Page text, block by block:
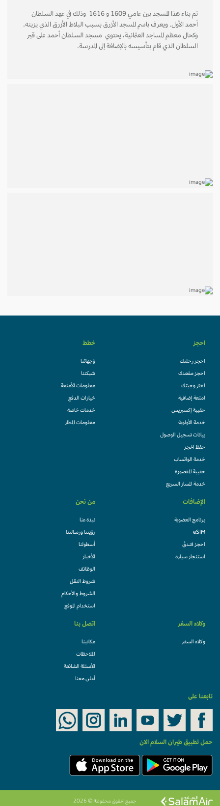
تم بناء هذا المسجد بين عامي 1609 و 1616 وذلك في عهد السلطان
أحمد الأول. ويعرف باسم المسجد الأزرق بسبب البلاط الأزرق الذي يزينه.
وكحال معظم المساجد العثمانية، يحتوي مسجد السلطان أحمد على قبر
السلطان الذي قام بتأسيسه بالإضافة إلى المدرسة.
احجز
احجز رحلتك
احجز مقعدك
اختر وجبتك
امتعة إضافية
حقيبة إكسبريس
خدمة الأولوية
بيانات تسجيل الوصول
حفظ الحجز
خدمة الواتساب
حقيبة المقصورة
خدمة المسار السريع
خطط
وُجهاتنا
شبكتنا
معلومات الأمتعة
خيارات الدفع
خدمات خاصة
معلومات المطار
الإضافات
برنامج العضوية
eSIM
احجز فندقً
استئجار سيارة
من نحن
نبذة عنا
رؤيتنا ورسالتنا
أسطولنا
الأخبار
الوظائف
شروط النقل
الشروط والأحكام
استخدام الموقع
وكلاء السفر
وكلاء السفر
اتصل بنا
مكاتبنا
الملاحظات
الأسئلة الشائعة
أعلن معنا
تابعنا على
حمل تطبيق طيران السلام الان
جميع الحقوق محفوظة © 2026